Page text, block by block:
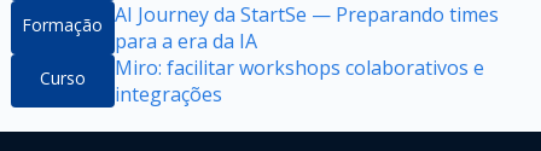
Formação AI Journey da StartSe — Preparando times
para a era da IA
Curso
Miro: facilitar workshops colaborativos e
integrações